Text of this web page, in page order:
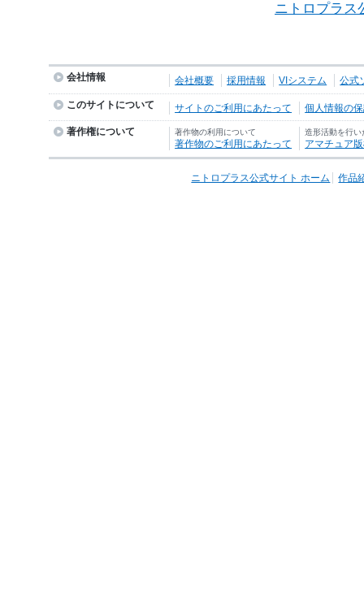
ニトロプラス
会社情報 会社概要 採用情報 VIシステム 公式
このサイトについて サイトのご利用にあたって 個人情報の
著作権について 著作物の利用について
著作物のご利用にあたって
造形活動を行い
アマチュア
ニトロプラス公式サイト ホーム 作品